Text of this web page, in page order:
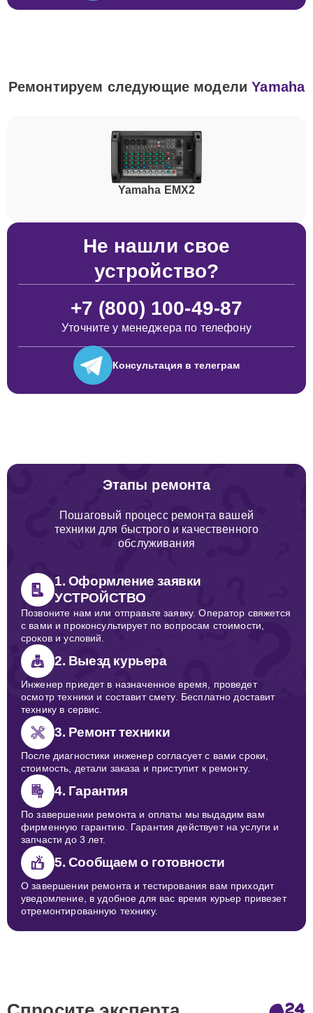
Ремонтируем следующие моделиYamaha
Yamaha EMX2
Не нашли свое
устройство?
+7 (800) 100-49-87
Уточните у менеджера по телефону
Консультация в телеграм
Этапы ремонта
Пошаговый процесс ремонта вашей
техники для быстрого и качественного
обслуживания
1. Оформление заявки
УСТРОЙСТВО
Позвоните нам или отправьте заявку. Оператор свяжется
с вами и проконсультирует по вопросам стоимости,
сроков и условий.
2. Выезд курьера
Инженер приедет в назначенное время, проведет
осмотр техники и составит смету. Бесплатно доставит
технику в сервис.
3. Ремонт техники
После диагностики инженер согласует с вами сроки,
стоимость, детали заказа и приступит к ремонту.
4. Гарантия
По завершении ремонта и оплаты мы выдадим вам
фирменную гарантию. Гарантия действует на услуги и
запчасти до 3 лет.
5. Сообщаем о готовности
О завершении ремонта и тестирования вам приходит
уведомление, в удобное для вас время курьер привезет
отремонтированную технику.